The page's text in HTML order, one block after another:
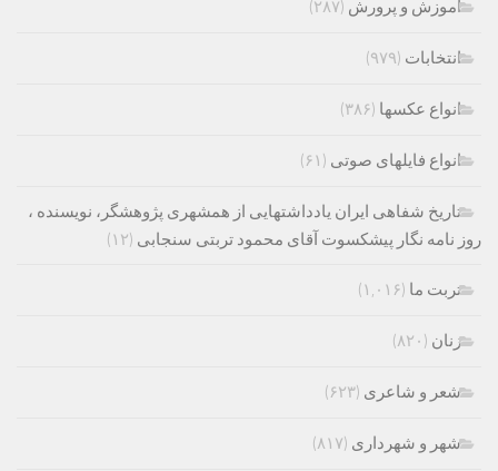
اموزش و پرورش (۲۸۷)
انتخابات (۹۷۹)
انواع عکسها (۳۸۶)
انواع فایلهای صوتی (۶۱)
تاریخ شفاهی ایران یادداشتهایی از همشهری پژوهشگر، نویسنده ،
روز نامه نگار پیشکسوت آقای محمود تربتی سنجابی (۱۲)
تربت ما (۱,۰۱۶)
زنان (۸۲۰)
شعر و شاعری (۶۲۳)
شهر و شهرداری (۸۱۷)